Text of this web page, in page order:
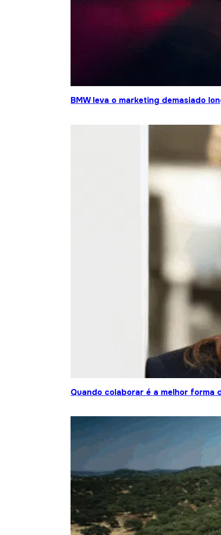
BMW leva o marketing demasiado
Quando colaborar é a melhor forma